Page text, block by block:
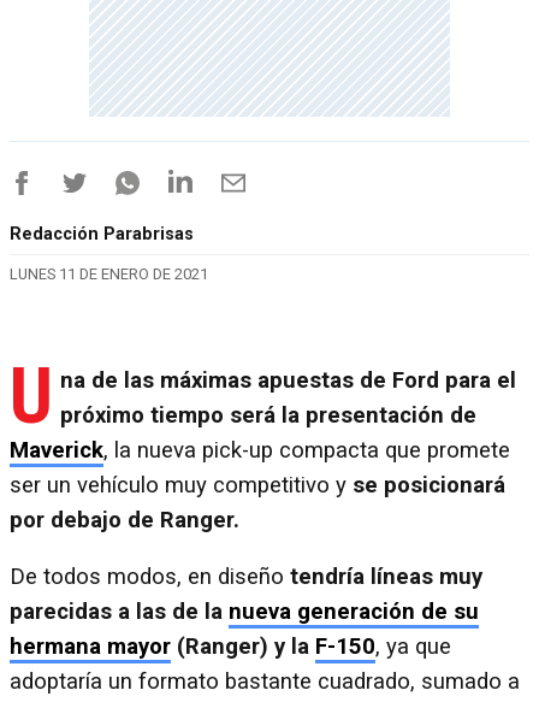
Redacción Parabrisas
LUNES 11 DE ENERO DE 2021
U na de las máximas apuestas de Ford para el
próximo tiempo será la presentación de
Maverick, la nueva pick-up compacta que promete
ser un vehículo muy competitivo y se posicionará
por debajo de Ranger.
De todos modos, en diseño tendría líneas muy
parecidas a las de la nueva generación de su
hermana mayor (Ranger) y la F-150, ya que
adoptaría un formato bastante cuadrado, sumado a